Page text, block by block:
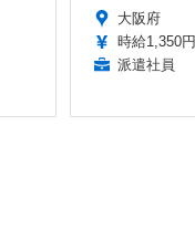
大阪府
時給1,350円
派遣社員